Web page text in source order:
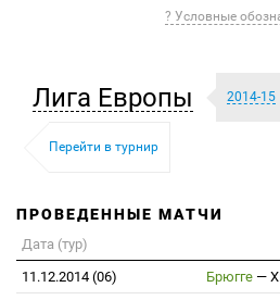
? Условные
Лига Европы 2014-15
Перейти в турнир
ПРОВЕДЕННЫЕ МАТЧИ
Дата (тур)
11.12.2014 (06)
Брюгге —